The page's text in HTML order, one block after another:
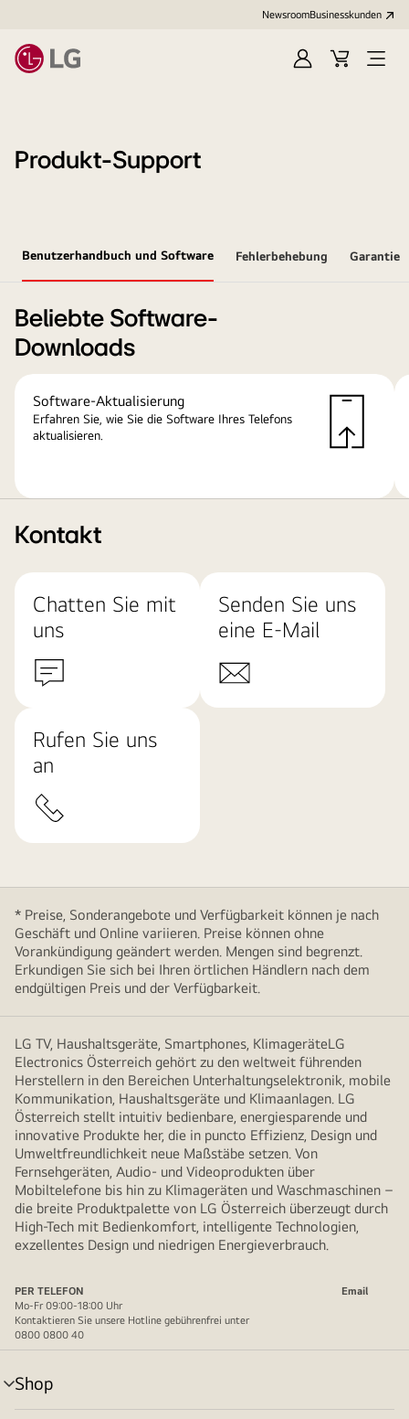
NewsroomBusinesskunden
AnmeldenWarenkorb
Menü
Produkt-Support
Benutzerhandbuch und Software Fehlerbehebung Garantie
Beliebte Software-
Downloads
Software-Aktualisierung
Erfahren Sie, wie Sie die Software Ihres Telefons
aktualisieren.
Kontakt
Chatten Sie mit
uns
Senden Sie uns
eine E-Mail
Rufen Sie uns
an
* Preise, Sonderangebote und Verfügbarkeit können je nach
Geschäft und Online variieren. Preise können ohne
Vorankündigung geändert werden. Mengen sind begrenzt.
Erkundigen Sie sich bei Ihren örtlichen Händlern nach dem
endgültigen Preis und der Verfügbarkeit.
LG TV, Haushaltsgeräte, Smartphones, KlimageräteLG
Electronics Österreich gehört zu den weltweit führenden
Herstellern in den Bereichen Unterhaltungselektronik, mobile
Kommunikation, Haushaltsgeräte und Klimaanlagen. LG
Österreich stellt intuitiv bedienbare, energiesparende und
innovative Produkte her, die in puncto Effizienz, Design und
Umweltfreundlichkeit neue Maßstäbe setzen. Von
Fernsehgeräten, Audio- und Videoprodukten über
Mobiltelefone bis hin zu Klimageräten und Waschmaschinen –
die breite Produktpalette von LG Österreich überzeugt durch
High-Tech mit Bedienkomfort, intelligente Technologien,
exzellentes Design und niedrigen Energieverbrauch.
PER TELEFON
Email
Mo-Fr 09:00-18:00 Uhr
Kontaktieren Sie unsere Hotline gebührenfrei unter
0800 0800 40
Shop
Menü
umschalten